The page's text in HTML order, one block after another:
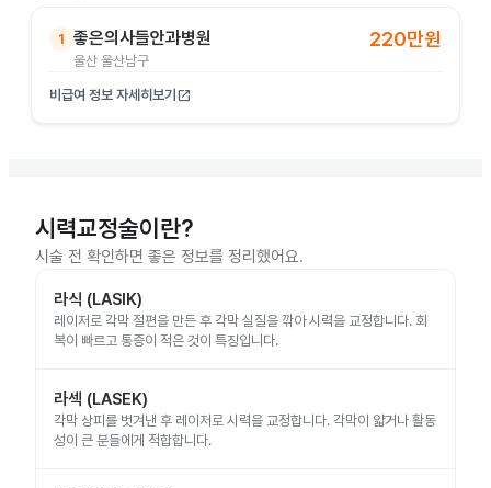
1 좋은의사들안과병원
울산 울산남구
220만원
비급여 정보 자세히보기 open_in_new
시력교정술이란?
시술 전 확인하면 좋은 정보를 정리했어요.
라식 (LASIK)
레이저로 각막 절편을 만든 후 각막 실질을 깎아 시력을 교정합니다. 회
복이 빠르고 통증이 적은 것이 특징입니다.
라섹 (LASEK)
각막 상피를 벗겨낸 후 레이저로 시력을 교정합니다. 각막이 얇거나 활동
성이 큰 분들에게 적합합니다.